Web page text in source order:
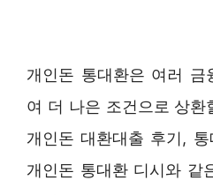
개인돈 통대환은 여러
여 더 나은 조건으로 상환
개인돈 대환대출 후기,
개인돈 통대환 디시와 같